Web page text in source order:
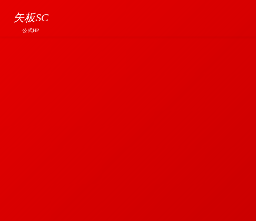
矢板SC
公式HP